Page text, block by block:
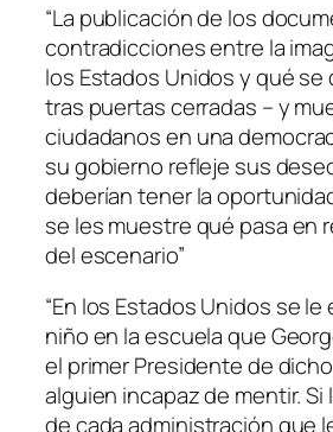
“La publicación de los
contradicciones entre la
los Estados Unidos y qué
tras puertas cerradas – y
ciudadanos en una
su gobierno refleje sus
deberían tener la
se les muestre qué pasa en
del escenario”
“En los Estados Unidos se le
niño en la escuela que
el primer Presidente de
alguien incapaz de mentir.
de cada administración que